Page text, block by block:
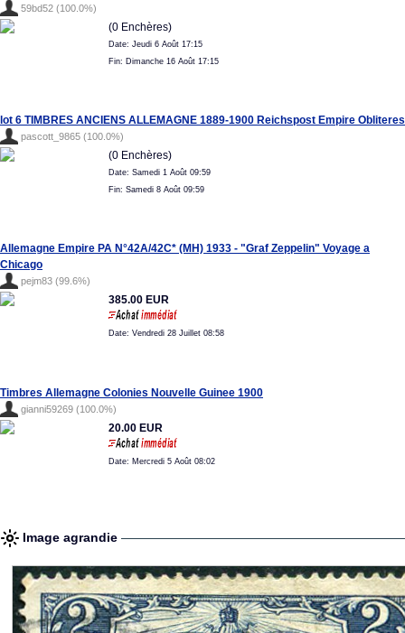
59bd52 (100.0%)
(0 Enchères)
Date: Jeudi 6 Août 17:15
Fin: Dimanche 16 Août 17:15
lot 6 TIMBRES ANCIENS ALLEMAGNE 1889-1900 Reichspost Empire Obliteres
pascott_9865 (100.0%)
(0 Enchères)
Date: Samedi 1 Août 09:59
Fin: Samedi 8 Août 09:59
Allemagne Empire PA N°42A/42C* (MH) 1933 - "Graf Zeppelin" Voyage a
Chicago
pejm83 (99.6%)
385.00 EUR
Date: Vendredi 28 Juillet 08:58
Timbres Allemagne Colonies Nouvelle Guinee 1900
gianni59269 (100.0%)
20.00 EUR
Date: Mercredi 5 Août 08:02
Image agrandie